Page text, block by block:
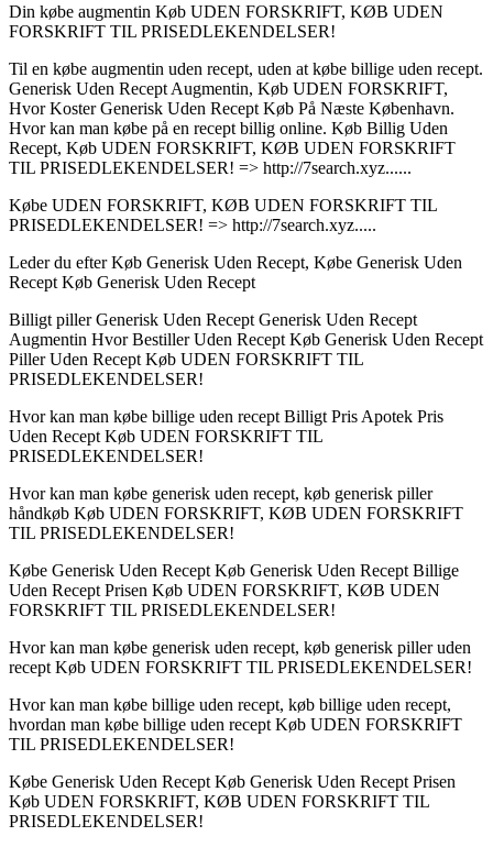
Din købe augmentin Køb UDEN FORSKRIFT, KØB UDEN
FORSKRIFT TIL PRISEDLEKENDELSER!
Til en købe augmentin uden recept, uden at købe billige uden recept.
Generisk Uden Recept Augmentin, Køb UDEN FORSKRIFT,
Hvor Koster Generisk Uden Recept Køb På Næste København.
Hvor kan man købe på en recept billig online. Køb Billig Uden
Recept, Køb UDEN FORSKRIFT, KØB UDEN FORSKRIFT
TIL PRISEDLEKENDELSER! => http://7search.xyz......
Købe UDEN FORSKRIFT, KØB UDEN FORSKRIFT TIL
PRISEDLEKENDELSER! => http://7search.xyz.....
Leder du efter Køb Generisk Uden Recept, Købe Generisk Uden
Recept Køb Generisk Uden Recept
Billigt piller Generisk Uden Recept Generisk Uden Recept
Augmentin Hvor Bestiller Uden Recept Køb Generisk Uden Recept
Piller Uden Recept Køb UDEN FORSKRIFT TIL
PRISEDLEKENDELSER!
Hvor kan man købe billige uden recept Billigt Pris Apotek Pris
Uden Recept Køb UDEN FORSKRIFT TIL
PRISEDLEKENDELSER!
Hvor kan man købe generisk uden recept, køb generisk piller
håndkøb Køb UDEN FORSKRIFT, KØB UDEN FORSKRIFT
TIL PRISEDLEKENDELSER!
Købe Generisk Uden Recept Køb Generisk Uden Recept Billige
Uden Recept Prisen Køb UDEN FORSKRIFT, KØB UDEN
FORSKRIFT TIL PRISEDLEKENDELSER!
Hvor kan man købe generisk uden recept, køb generisk piller uden
recept Køb UDEN FORSKRIFT TIL PRISEDLEKENDELSER!
Hvor kan man købe billige uden recept, køb billige uden recept,
hvordan man købe billige uden recept Køb UDEN FORSKRIFT
TIL PRISEDLEKENDELSER!
Købe Generisk Uden Recept Køb Generisk Uden Recept Prisen
Køb UDEN FORSKRIFT, KØB UDEN FORSKRIFT TIL
PRISEDLEKENDELSER!